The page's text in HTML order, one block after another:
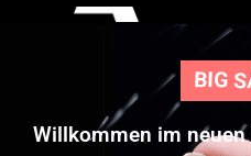
BIG
Willkommen im neuen